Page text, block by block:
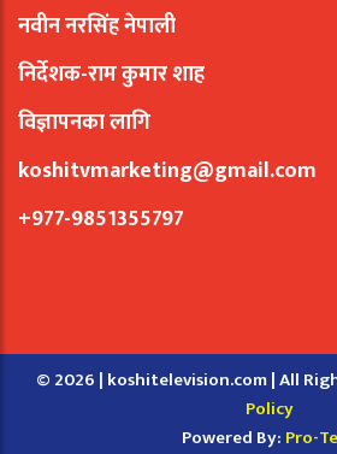
नवीन नरसिंह नेपाली
निर्देशक-राम कुमार शाह
विज्ञापनका लागि
koshitvmarketing@gmail.com
+977-9851355797
© 2026 | koshitelevision.com | All
Policy
Powered By: Pro-